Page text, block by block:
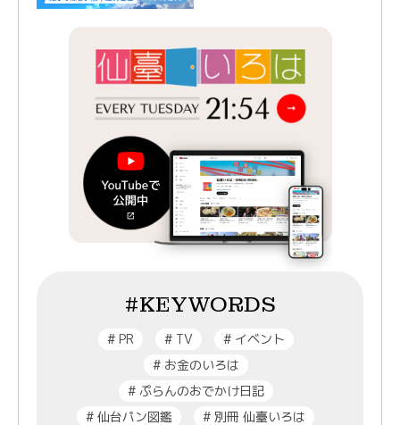
#KEYWORDS
#PR #TV #イベント
#お金のいろは
#ぷらんのおでかけ日記
# 仙台パン図鑑 # 別冊 仙臺いろは